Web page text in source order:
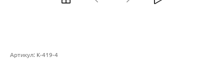
Артикул: К-419-4